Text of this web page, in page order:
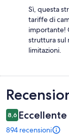
Sì, questa
tariffe di
importante!
struttura sul
limitazioni.
Recensioni
8,6 Eccellente
894 recensioni